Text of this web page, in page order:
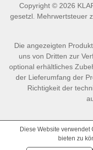
Copyright © 2026
gesetzl. Mehrwertsteuer
Die angezeigten
uns von Dritten zur
optional erhältliches
der Lieferumfang der
Richtigkeit der
Diese Website
bieten zu